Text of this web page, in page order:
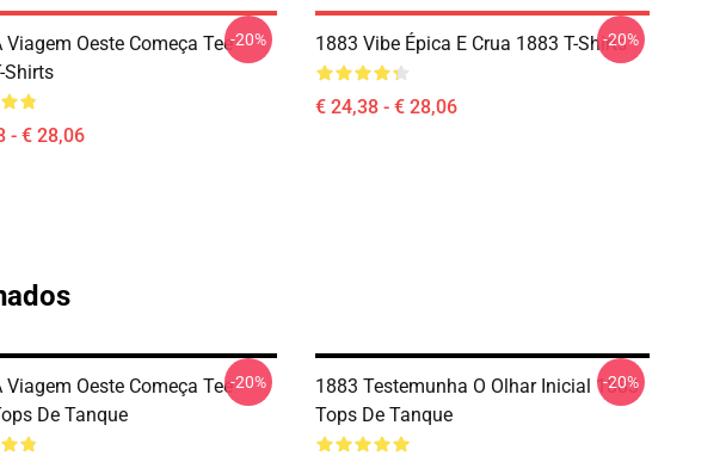
Viagem Oeste Começa Tee
Shirts
- € 28,06
-20% 1883 Vibe Épica E Crua 1883 T-Shirts
€ 24,38 - € 28,06
-20%
Viagem Oeste Começa Tee
De Tanque
-20%
1883 Testemunha O Olhar Inicial 1883
Tops De Tanque
-20%